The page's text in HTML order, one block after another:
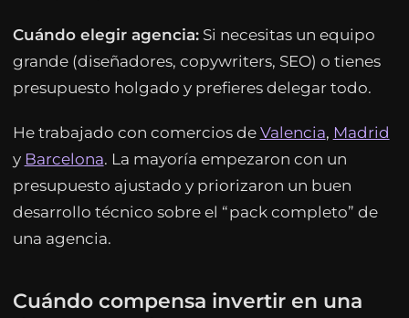
Cuándo elegir agencia:Si necesitas un equipo
grande (diseñadores, copywriters, SEO) o tienes
presupuesto holgado y prefieres delegar todo.
He trabajado con comercios de Valencia, Madrid
y Barcelona. La mayoría empezaron con un
presupuesto ajustado y priorizaron un buen
desarrollo técnico sobre el “pack completo” de
una agencia.
Cuándo compensa invertir en una